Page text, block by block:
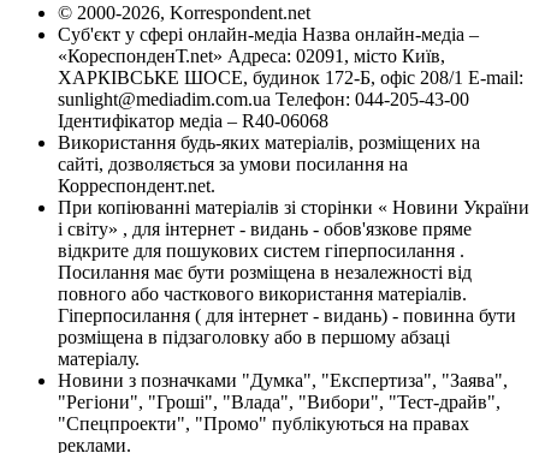
© 2000-2026, Korrespondent.net
Суб'єкт у сфері онлайн-медіа Назва онлайн-медіа –
«КореспонденТ.net» Адреса: 02091, місто Київ,
ХАРКІВСЬКЕ ШОСЕ, будинок 172-Б, офіс 208/1 E-mail:
sunlight@mediadim.com.ua Телефон: 044-205-43-00
Ідентифікатор медіа – R40-06068
Використання будь-яких матеріалів, розміщених на
сайті, дозволяється за умови посилання на
Корреспондент.net.
При копіюванні матеріалів зі сторінки « Новини України
і світу» , для інтернет - видань - обов'язкове пряме
відкрите для пошукових систем гіперпосилання .
Посилання має бути розміщена в незалежності від
повного або часткового використання матеріалів.
Гіперпосилання ( для інтернет - видань) - повинна бути
розміщена в підзаголовку або в першому абзаці
матеріалу.
Новини з позначками "Думка", "Експертиза", "Заява",
"Регіони", "Гроші", "Влада", "Вибори", "Тест-драйв",
"Спецпроекти", "Промо" публікуються на правах
реклами.